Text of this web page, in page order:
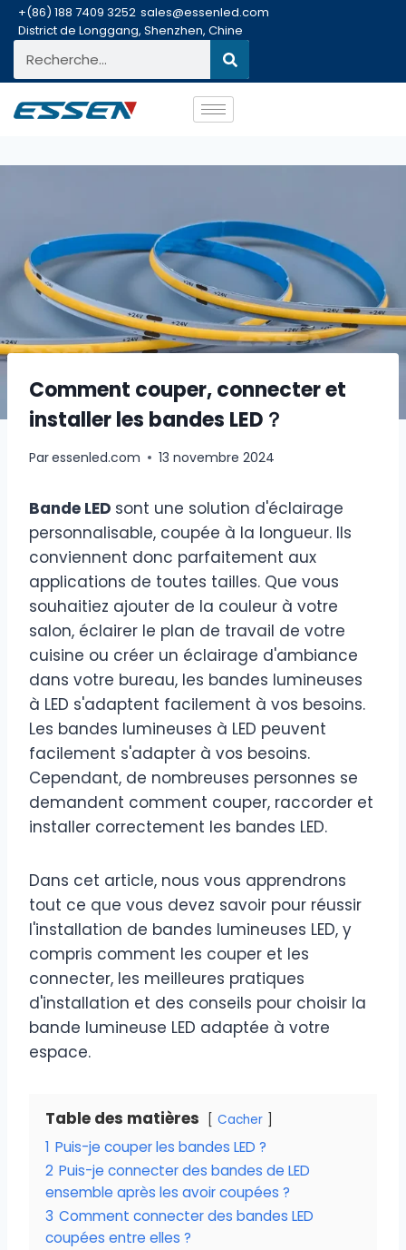
+(86) 188 7409 3252 sales@essenled.com
District de Longgang, Shenzhen, Chine
Comment couper, connecter et
installer les bandes LED？
Paressenled.com 13 novembre 2024
Bande LED sont une solution d'éclairage
personnalisable, coupée à la longueur. Ils
conviennent donc parfaitement aux
applications de toutes tailles. Que vous
souhaitiez ajouter de la couleur à votre
salon, éclairer le plan de travail de votre
cuisine ou créer un éclairage d'ambiance
dans votre bureau, les bandes lumineuses
à LED s'adaptent facilement à vos besoins.
Les bandes lumineuses à LED peuvent
facilement s'adapter à vos besoins.
Cependant, de nombreuses personnes se
demandent comment couper, raccorder et
installer correctement les bandes LED.
Dans cet article, nous vous apprendrons
tout ce que vous devez savoir pour réussir
l'installation de bandes lumineuses LED, y
compris comment les couper et les
connecter, les meilleures pratiques
d'installation et des conseils pour choisir la
bande lumineuse LED adaptée à votre
espace.
Table des matières Cacher
1 Puis-je couper les bandes LED ?
2 Puis-je connecter des bandes de LED
ensemble après les avoir coupées ?
3 Comment connecter des bandes LED
coupées entre elles ?